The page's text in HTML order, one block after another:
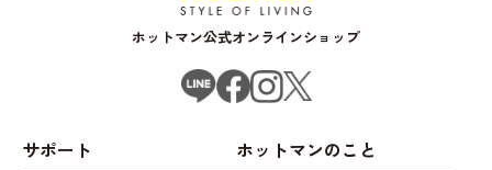
ホットマン公式オンラインショップ
サポート ホットマンのこと